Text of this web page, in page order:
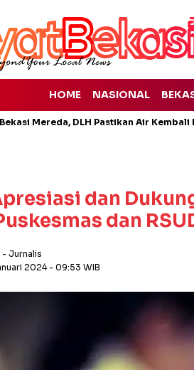
HOME NASIONAL
Mereda, DLH Pastikan Air Kembali
dan
dan
- Jurnalis
2024 - 09:53 WIB